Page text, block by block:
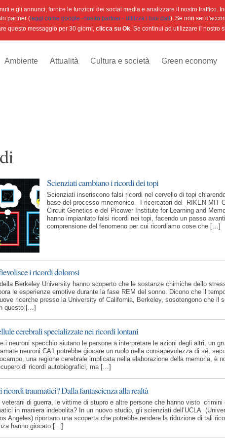
Ambiente Attualità Cultura e società Green economy
Scienziati cambiano i ricordi dei topi
Scienziati inseriscono falsi ricordi nel cervello di topi
base del processo mnemonico. I ricercatori del RIKEN-MIT
Circuit Genetics e del Picower Institute for Learning and
hanno impiantato falsi ricordi nei topi, facendo un passo
comprensione del fenomeno per cui ricordiamo cose che […]
i ricordi dolorosi
della Berkeley University hanno scoperto che le sostanze chimiche dello
le esperienze emotive durante la fase REM del sonno. Dicono che il
ricerche presso la University of California, Berkeley, sosotengono che il
questo […]
cerebrali specializzate nei ricordi lontani
i neuroni specchio aiutano le persone a interpretare le azioni degli altri, un
neuroni CA1 potrebbe giocare un ruolo nella consapevolezza di sé,
una regione cerebrale implicata nella elaborazione della memoria, è
di ricordi autobiografici, ma […]
ricordi traumatici? Dalla fantascienza alla realtà
veterani di guerra, le vittime di stupro e altre persone che hanno visto crimini
in maniera indebolita? In un nuovo studio, gli scienziati dell’UCLA
Angeles) riportano una scoperta che potrebbe rendere la riduzione di tali
hanno giocato […]
e gli annunci, fornire le funzioni dei social media e analizzare il nostro
partner ( leggi come google -nostro partner - utilizza i tuoi dati). Se non sei
questo messaggio per 30 giorni,clicca su Ok. Se continui ad utilizzare il nostro